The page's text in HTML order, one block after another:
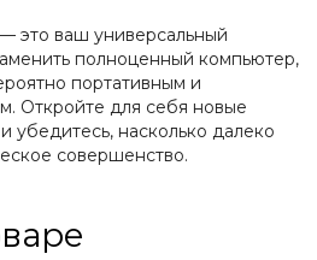
это ваш универсальный
полноценный компьютер,
портативным и
Откройте для себя новые
убедитесь, насколько далеко
совершенство.